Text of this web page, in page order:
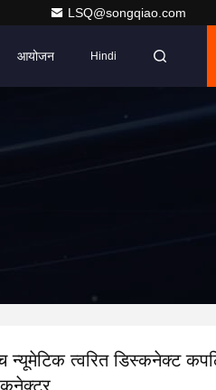
LSQ@songqiao.com
आयोजन Hindi
न्यूमेटिक त्वरित डिस्कनेक्ट